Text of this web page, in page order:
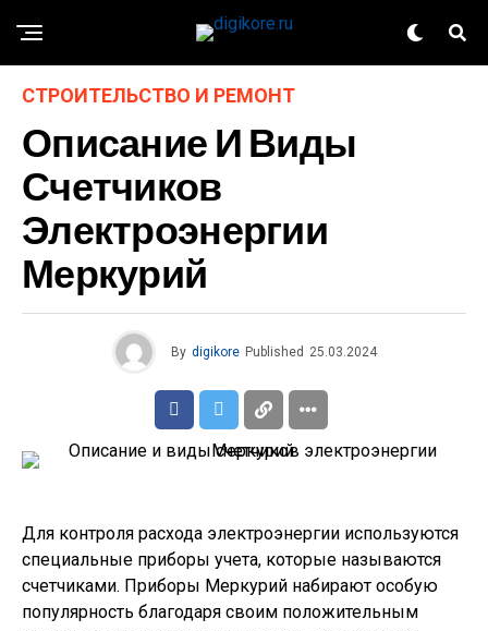
СТРОИТЕЛЬСТВО И РЕМОНТ
Описание И Виды
Счетчиков
Электроэнергии
Меркурий
By digikore Published 25.03.2024
Для контроля расхода электроэнергии используются
специальные приборы учета, которые называются
счетчиками. Приборы Меркурий набирают особую
популярность благодаря своим положительным